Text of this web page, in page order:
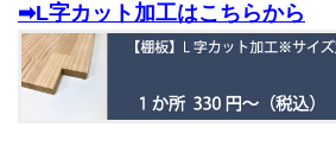
➡L字カット加工はこちらから